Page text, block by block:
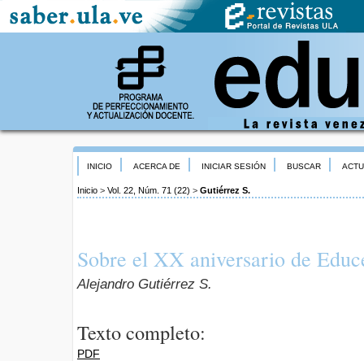
INICIO ACERCA DE INICIAR SESIÓN BUSCAR
Inicio > Vol. 22, Núm. 71 (22) > Gutiérrez S.
Sobre el XX aniversario de
Alejandro Gutiérrez S.
Texto completo:
PDF